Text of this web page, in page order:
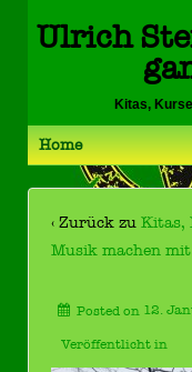
Ulrich
Kitas,
Home
‹ Zurück zu Kitas,
Musik machen
Posted on 12.
Veröffentlicht in